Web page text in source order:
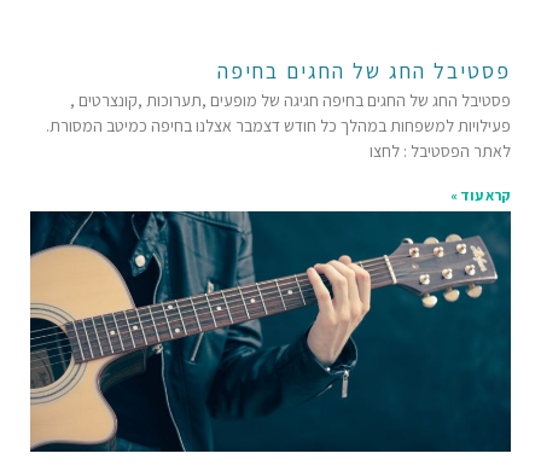
פסטיבל החג של החגים בחיפה
פסטיבל החג של החגים בחיפה חגיגה של מופעים ,תערוכות ,קונצרטים ,
פעילויות למשפחות במהלך כל חודש דצמבר אצלנו בחיפה כמיטב המסורת.
לאתר הפסטיבל : לחצו
קרא עוד »